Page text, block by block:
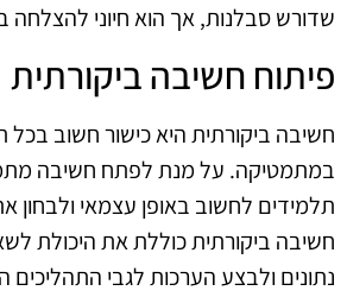
שדורש סבלנות, אך הוא חיוני להצלחה
פיתוח חשיבה ביקורתית
חשיבה ביקורתית היא כישור חשוב בכל
במתמטיקה. על מנת לפתח חשיבה
תלמידים לחשוב באופן עצמאי ולבחון
חשיבה ביקורתית כוללת את היכולת
נתונים ולבצע הערכות לגבי התהליכים